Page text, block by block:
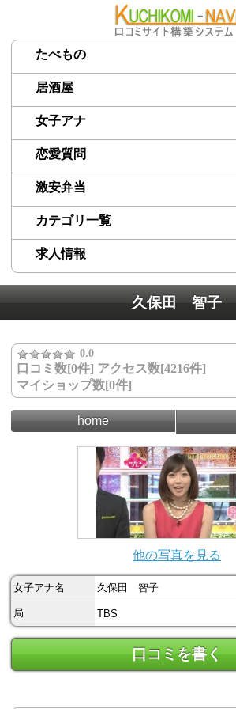
たべもの
居酒屋
女子アナ
恋愛質問
激安弁当
カテゴリ一覧
求人情報
久保田 智子
0.0
口コミ数[0件] アクセス数[4216件]
マイショップ数[0件]
home
他の写真を見る
女子アナ名 久保田 智子
局 TBS
口コミを書く